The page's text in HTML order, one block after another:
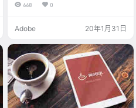
668 0
Adobe 20年1月31日